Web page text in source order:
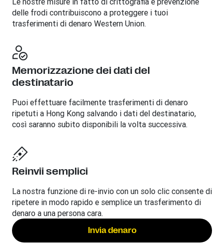
delle frodi contribuiscono a proteggere i tuoi
trasferimenti di denaro Western Union.
Memorizzazione dei dati del
destinatario
Puoi effettuare facilmente trasferimenti di denaro
ripetuti a Hong Kong salvando i dati del destinatario,
così saranno subito disponibili la volta successiva.
Reinvii semplici
La nostra funzione di re-invio con un solo clic consente di
ripetere in modo rapido e semplice un trasferimento di
denaro a una persona cara.
Invia denaro